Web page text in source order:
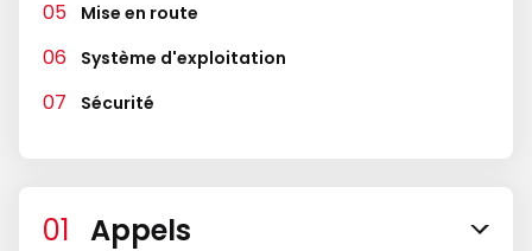
Mise en route
Système d'exploitation
Sécurité
Appels